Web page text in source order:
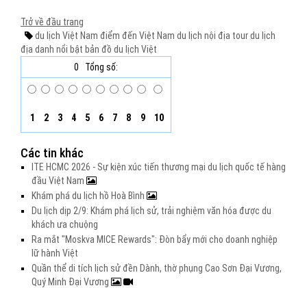
Trở về đầu trang
du lịch Việt Nam điểm đến Việt Nam du lịch nội địa tour du lịch
địa danh nổi bật bản đồ du lịch Việt
0
Tổng số:
1 2 3 4 5 6 7 8 9 10
Các tin khác
ITE HCMC 2026 - Sự kiện xúc tiến thương mại du lịch quốc tế hàng
đầu Việt Nam
Khám phá du lịch hồ Hoà Bình
Du lịch dịp 2/9: Khám phá lịch sử, trải nghiệm văn hóa được du
khách ưa chuộng
Ra mắt "Moskva MICE Rewards": Đòn bẩy mới cho doanh nghiệp
lữ hành Việt
Quần thể di tích lịch sử đền Dành, thờ phụng Cao Sơn Đại Vương,
Quý Minh Đại Vương